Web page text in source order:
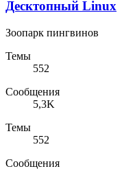
Десктопный Linux
Зоопарк пингвинов
Темы
552
Сообщения
5,3K
Темы
552
Сообщения